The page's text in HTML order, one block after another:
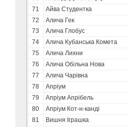
71
Айва Студентка
72
Алича Гек
73
Алича Глобус
74
Алича Кубанська Комета
75
Алича Лихни
76
Алича Обільна Нова
77
Алича Чарівна
78
Апріум
79
Апріум Апрібель
80
Апріум Кот-н-канді
81
Вишня Іграшка